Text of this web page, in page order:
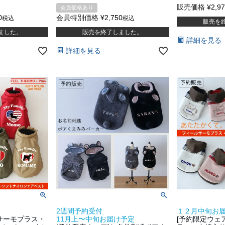
税込
した。
会員価格あり
会員特別価格 ¥2,750税込
販売を終了しました。
詳細を見る
販売価格 ¥
販売を
詳細を見る
モプラス・
2週間予約受付
11月上〜中旬お届け予定
１２月中旬お
[予約限定ウェ